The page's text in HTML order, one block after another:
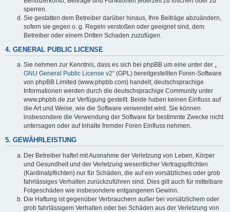
sperren.
Sie gestatten dem Betreiber darüber hinaus, Ihre Beiträge abzuändern,
sofern sie gegen o. g. Regeln verstoßen oder geeignet sind, dem
Betreiber oder einem Dritten Schaden zuzufügen.
4. GENERAL PUBLIC LICENSE
Sie nehmen zur Kenntnis, dass es sich bei phpBB um eine unter der „
GNU General Public License v2“ (GPL) bereitgestellten Foren-Software
von phpBB Limited (www.phpbb.com) handelt; deutschsprachige
Informationen werden durch die deutschsprachige Community unter
www.phpbb.de zur Verfügung gestellt. Beide haben keinen Einfluss auf
die Art und Weise, wie die Software verwendet wird. Sie können
insbesondere die Verwendung der Software für bestimmte Zwecke nicht
untersagen oder auf Inhalte fremder Foren Einfluss nehmen.
5. GEWÄHRLEISTUNG
Der Betreiber haftet mit Ausnahme der Verletzung von Leben, Körper
und Gesundheit und der Verletzung wesentlicher Vertragspflichten
(Kardinalpflichten) nur für Schäden, die auf ein vorsätzliches oder grob
fahrlässiges Verhalten zurückzuführen sind. Dies gilt auch für mittelbare
Folgeschäden wie insbesondere entgangenen Gewinn.
Die Haftung ist gegenüber Verbrauchern außer bei vorsätzlichem oder
grob fahrlässigem Verhalten oder bei Schäden aus der Verletzung von